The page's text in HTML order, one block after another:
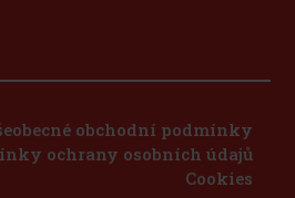
obchodní podmínky
ochrany osobních údajů
Cookies